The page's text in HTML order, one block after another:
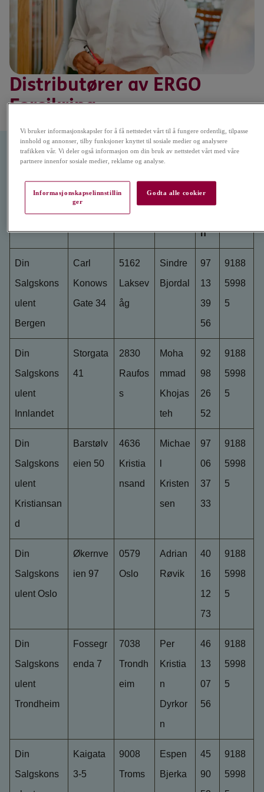
Distributører av ERGO
Forsikring
Navn
Adress
e
Posta
dresse
Konta
Tel
n
Din
Salgskons
ulent
Bergen
Carl
Konows
Gate 34
5162
Laksev
åg
Sindre
Bjordal
97
13
39
56
9188
5998
5
Din
Salgskons
ulent
Innlandet
Storgata
41
2830
Raufos
s
Moha
mmad
Khojas
teh
92
98
26
52
9188
5998
5
Din
Salgskons
ulent
Kristiansan
d
Barstølv
eien 50
4636
Kristia
nsand
Michae
Kristen
sen
97
06
37
33
9188
5998
5
Din
Salgskons
ulent Oslo
Økernve
ien 97
0579
Oslo
Adrian
Røvik
40
16
12
73
9188
5998
5
Din
Salgskons
ulent
Trondheim
Fossegr
enda 7
7038
Trondh
eim
Per
Kristia
n
Dyrkor
n
46
13
07
56
9188
5998
5
Din
Salgskons
Kaigata
3-5
9008
Troms
Espen
Bjerka
45
90
9188
5998
Vi bruker informasjonskapsler for å få nettstedet vårt til å fungere ordentlig, tilpasse
innhold og annonser, tilby funksjoner knyttet til sosiale medier og analysere
trafikken vår. Vi deler også informasjon om din bruk av nettstedet vårt med våre
partnere innenfor sosiale medier, reklame og analyse.
Godta alle cookier
Informasjonskapselinnstillin
ger